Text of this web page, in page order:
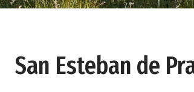
San Esteban de